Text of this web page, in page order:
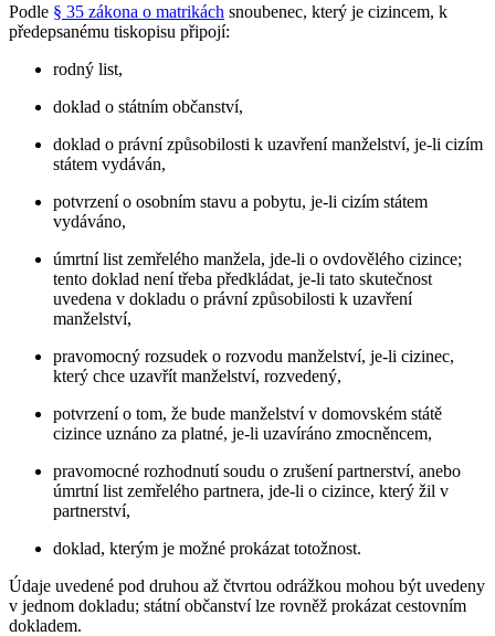
Podle § 35 zákona o matrikách snoubenec, který je cizincem, k
předepsanému tiskopisu připojí:
rodný list,
doklad o státním občanství,
doklad o právní způsobilosti k uzavření manželství, je-li cizím
státem vydáván,
potvrzení o osobním stavu a pobytu, je-li cizím státem
vydáváno,
úmrtní list zemřelého manžela, jde-li o ovdovělého cizince;
tento doklad není třeba předkládat, je-li tato skutečnost
uvedena v dokladu o právní způsobilosti k uzavření
manželství,
pravomocný rozsudek o rozvodu manželství, je-li cizinec,
který chce uzavřít manželství, rozvedený,
potvrzení o tom, že bude manželství v domovském státě
cizince uznáno za platné, je-li uzavíráno zmocněncem,
pravomocné rozhodnutí soudu o zrušení partnerství, anebo
úmrtní list zemřelého partnera, jde-li o cizince, který žil v
partnerství,
doklad, kterým je možné prokázat totožnost.
Údaje uvedené pod druhou až čtvrtou odrážkou mohou být uvedeny
v jednom dokladu; státní občanství lze rovněž prokázat cestovním
dokladem.